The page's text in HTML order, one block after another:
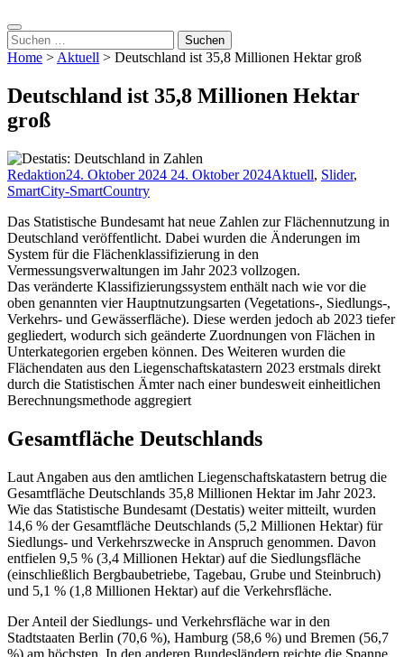
Suchen
nach:
Home > Aktuell > Deutschland ist 35,8 Millionen Hektar groß
Deutschland ist 35,8 Millionen Hektar
groß
Redaktion24. Oktober 2024 24. Oktober 2024Aktuell, Slider,
SmartCity-SmartCountry
Das Statistische Bundesamt hat neue Zahlen zur Flächennutzung in
Deutschland veröffentlicht. Dabei wurden die Änderungen im
System für die Flächenklassifizierung in den
Vermessungsverwaltungen im Jahr 2023 vollzogen.
Das veränderte Klassifizierungssystem enthält nach wie vor die
oben genannten vier Hauptnutzungsarten (Vegetations-, Siedlungs-,
Verkehrs- und Gewässerfläche). Diese werden jedoch ab 2023 tiefer
gegliedert, wodurch sich geänderte Zuordnungen von Flächen in
Unterkategorien ergeben können. Des Weiteren wurden die
Flächendaten aus den Liegenschaftskatastern 2023 erstmals direkt
durch die Statistischen Ämter nach einer bundesweit einheitlichen
Berechnungsmethode aggregiert
Gesamtfläche Deutschlands
Laut Angaben aus den amtlichen Liegenschaftskatastern betrug die
Gesamtfläche Deutschlands 35,8 Millionen Hektar im Jahr 2023.
Wie das Statistische Bundesamt (Destatis) weiter mitteilt, wurden
14,6 % der Gesamtfläche Deutschlands (5,2 Millionen Hektar) für
Siedlungs- und Verkehrszwecke in Anspruch genommen. Davon
entfielen 9,5 % (3,4 Millionen Hektar) auf die Siedlungsfläche
(einschließlich Bergbaubetriebe, Tagebau, Grube und Steinbruch)
und 5,1 % (1,8 Millionen Hektar) auf die Verkehrsfläche.
Der Anteil der Siedlungs- und Verkehrsfläche war in den
Stadtstaaten Berlin (70,6 %), Hamburg (58,6 %) und Bremen (56,7
%) am höchsten. In den anderen Bundesländern reichte die Spanne